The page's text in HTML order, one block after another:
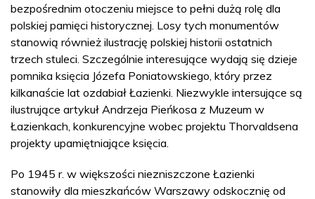
bezpośrednim otoczeniu miejsce to pełni dużą rolę dla
polskiej pamięci historycznej. Losy tych monumentów
stanowią również ilustrację polskiej historii ostatnich
trzech stuleci. Szczególnie interesujące wydają się dzieje
pomnika księcia Józefa Poniatowskiego, który przez
kilkanaście lat ozdabiał Łazienki. Niezwykle intersujące są
ilustrujące artykuł Andrzeja Pieńkosa z Muzeum w
Łazienkach, konkurencyjne wobec projektu Thorvaldsena
projekty upamiętniające księcia.
Po 1945 r. w większości niezniszczone Łazienki
stanowiły dla mieszkańców Warszawy odskocznię od